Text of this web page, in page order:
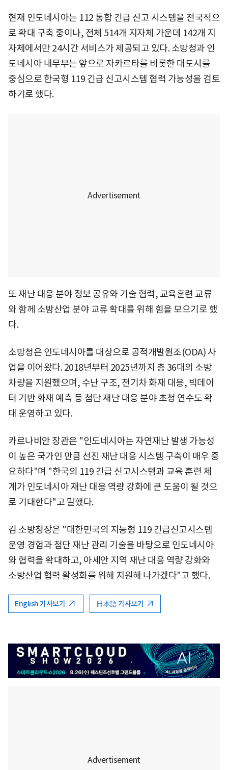
현재 인도네시아는 112 통합 긴급 신고 시스템을 전국적으
로 확대 구축 중이나, 전체 514개 지자체 가운데 142개 지
자체에서만 24시간 서비스가 제공되고 있다. 소방청과 인
도네시아 내무부는 앞으로 자카르타를 비롯한 대도시를
중심으로 한국형 119 긴급 신고시스템 협력 가능성을 검토
하기로 했다.
또 재난 대응 분야 정보 공유와 기술 협력, 교육훈련 교류
와 함께 소방산업 분야 교류 확대를 위해 힘을 모으기로 했
다.
소방청은 인도네시아를 대상으로 공적개발원조(ODA) 사
업을 이어왔다. 2018년부터 2025년까지 총 36대의 소방
차량을 지원했으며, 수난 구조, 전기차 화재 대응, 빅데이
터 기반 화재 예측 등 첨단 재난 대응 분야 초청 연수도 확
대 운영하고 있다.
카르나비안 장관은 "인도네시아는 자연재난 발생 가능성
이 높은 국가인 만큼 선진 재난 대응 시스템 구축이 매우 중
요하다"며 "한국의 119 긴급 신고시스템과 교육 훈련 체
계가 인도네시아 재난 대응 역량 강화에 큰 도움이 될 것으
로 기대한다"고 말했다.
김 소방청장은 "대한민국의 지능형 119 긴급신고시스템
운영 경험과 첨단 재난 관리 기술을 바탕으로 인도네시아
와 협력을 확대하고, 아세안 지역 재난 대응 역량 강화와
소방산업 협력 활성화를 위해 지원해 나가겠다"고 했다.
English 기사보기 日本語 기사보기